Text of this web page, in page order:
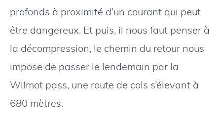
profonds à proximité d’un courant qui peut
être dangereux. Et puis, il nous faut penser à
la décompression, le chemin du retour nous
impose de passer le lendemain par la
Wilmot pass, une route de cols s’élevant à
680 mètres.